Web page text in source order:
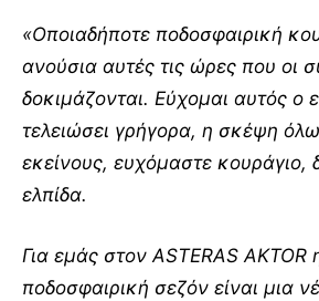
«Οποιαδήποτε ποδοσφαιρική
ανούσια αυτές τις ώρες που οι
δοκιμάζονται. Εύχομαι αυτός ο
τελειώσει γρήγορα, η σκέψη
εκείνους, ευχόμαστε κουράγιο,
ελπίδα.
Για εμάς στον ASTERAS AKTOR
ποδοσφαιρική σεζόν είναι μια